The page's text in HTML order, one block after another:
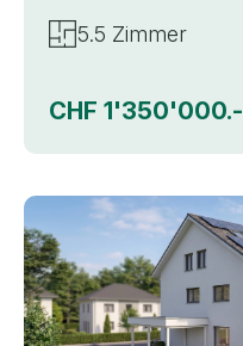
5.5 Zimmer
CHF 1'350'000.-